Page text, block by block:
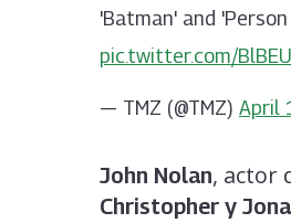
'Batman' and
pic.twitter.com/
— TMZ (@TMZ) April
John Nolan, actor
Christopher y